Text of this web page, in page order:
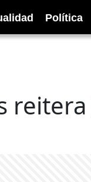
Política